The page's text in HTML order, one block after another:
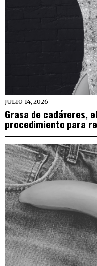
JULIO 14, 2026
Grasa de cadáveres,
procedimiento para